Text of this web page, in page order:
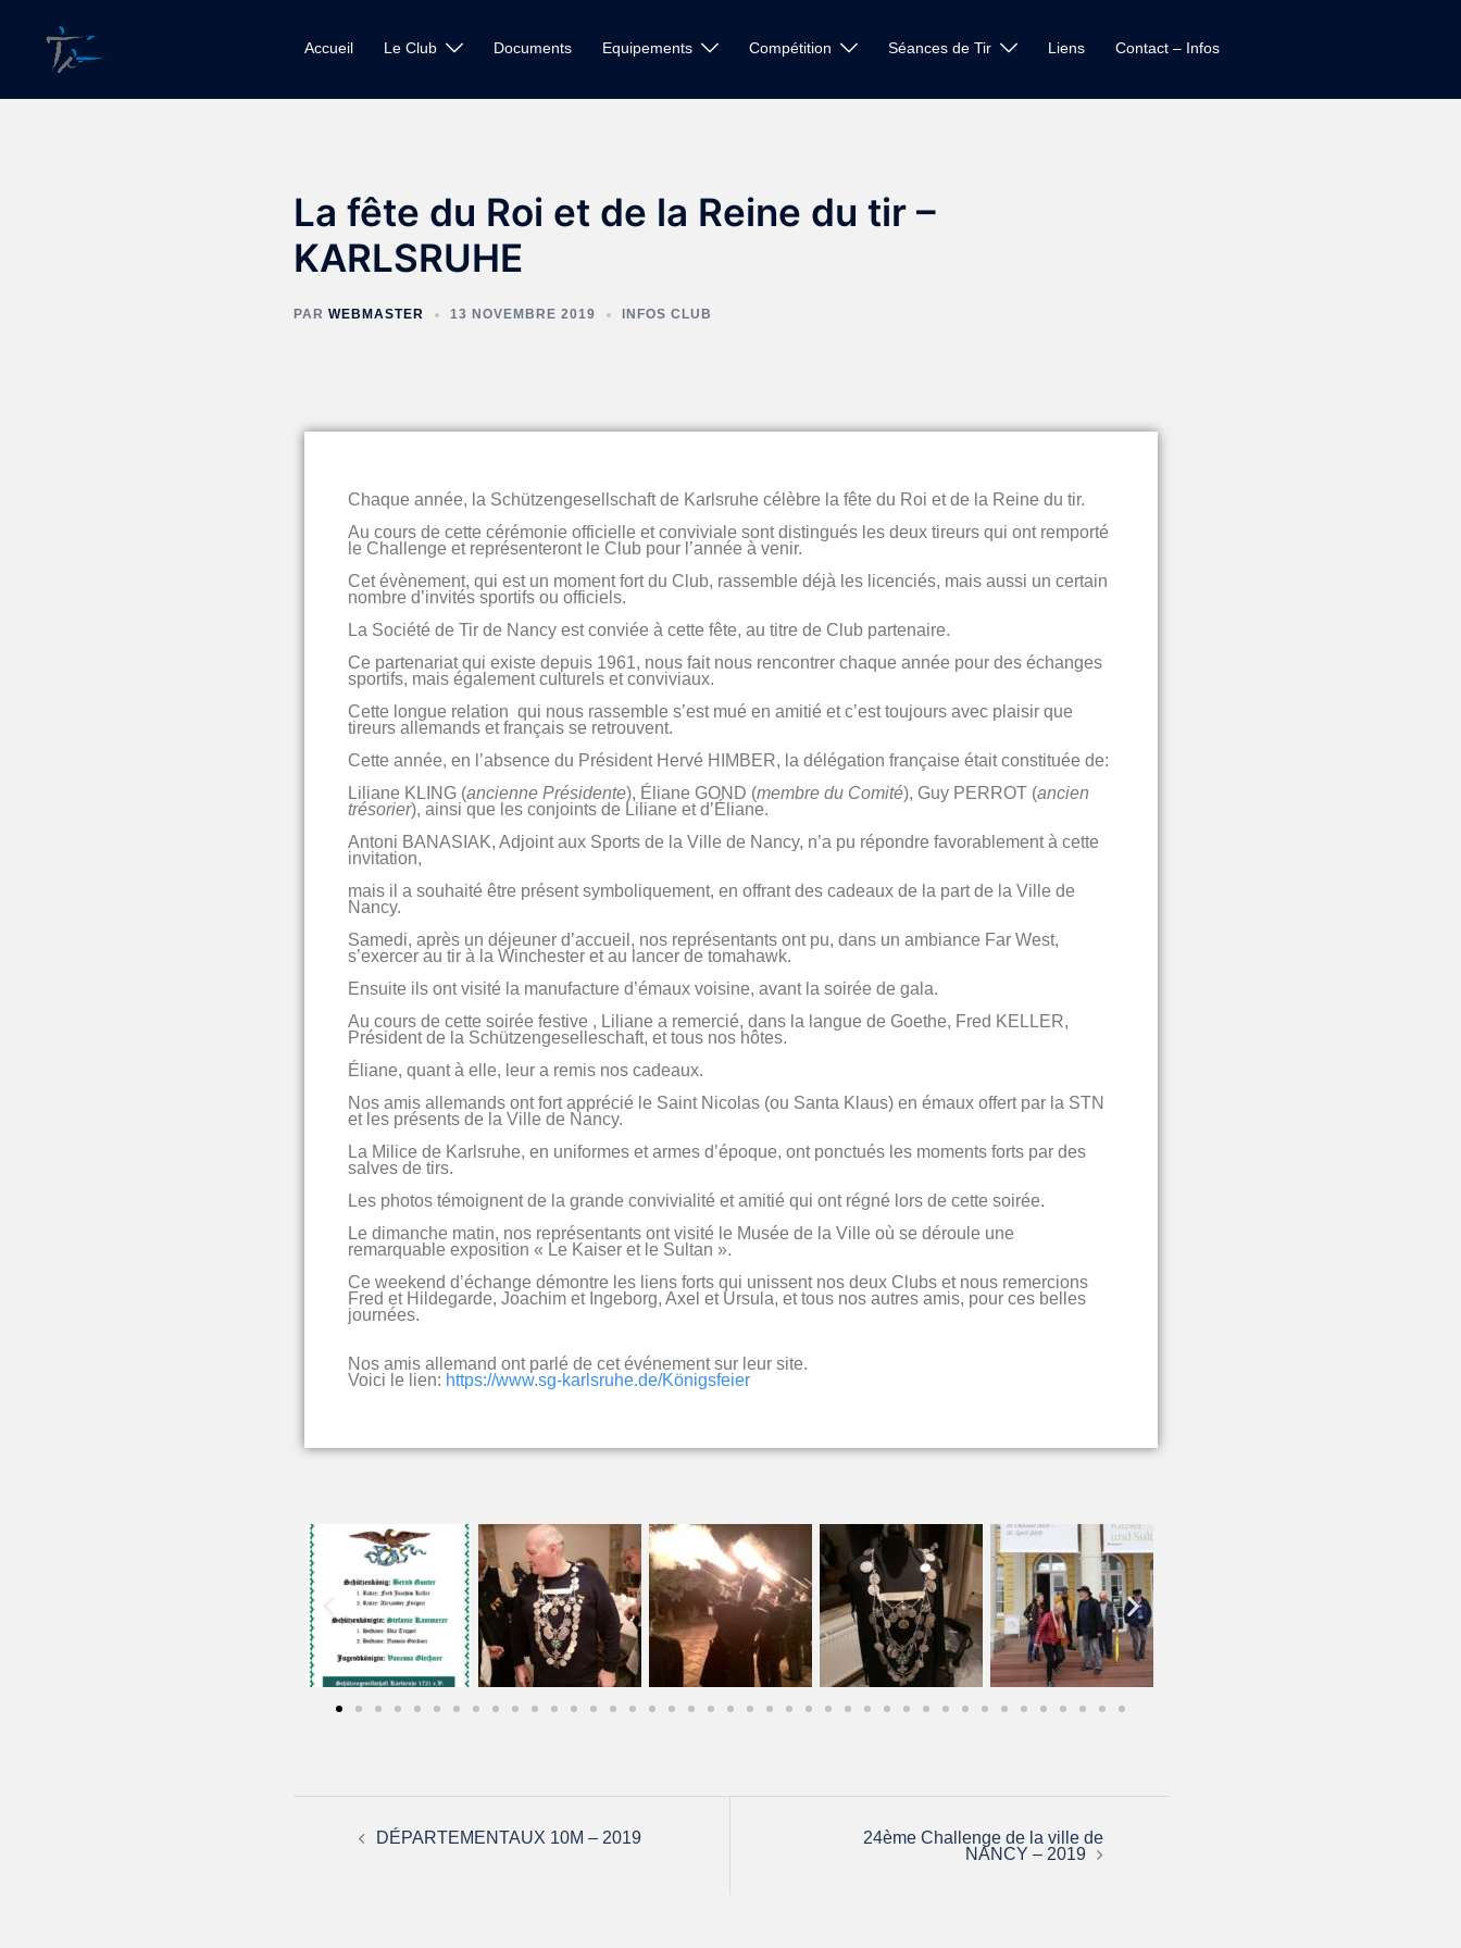
Accueil Le Club Documents Equipements Compétition Séances de Tir Liens Contact – Infos
La fête du Roi et de la Reine du tir –
KARLSRUHE
PAR WEBMASTER 13 NOVEMBRE 2019 INFOS CLUB
Chaque année, la Schützengesellschaft de Karlsruhe célèbre la fête du Roi et de la Reine du tir.
Au cours de cette cérémonie officielle et conviviale sont distingués les deux tireurs qui ont remporté
le Challenge et représenteront le Club pour l’année à venir.
Cet évènement, qui est un moment fort du Club, rassemble déjà les licenciés, mais aussi un certain
nombre d’invités sportifs ou officiels.
La Société de Tir de Nancy est conviée à cette fête, au titre de Club partenaire.
Ce partenariat qui existe depuis 1961, nous fait nous rencontrer chaque année pour des échanges
sportifs, mais également culturels et conviviaux.
Cette longue relation qui nous rassemble s’est mué en amitié et c’est toujours avec plaisir que
tireurs allemands et français se retrouvent.
Cette année, en l’absence du Président Hervé HIMBER, la délégation française était constituée de:
Liliane KLING (ancienne Présidente), Éliane GOND (membre du Comité), Guy PERROT (ancien
trésorier), ainsi que les conjoints de Liliane et d’Éliane.
Antoni BANASIAK, Adjoint aux Sports de la Ville de Nancy, n’a pu répondre favorablement à cette
invitation,
mais il a souhaité être présent symboliquement, en offrant des cadeaux de la part de la Ville de
Nancy.
Samedi, après un déjeuner d’accueil, nos représentants ont pu, dans un ambiance Far West,
s’exercer au tir à la Winchester et au lancer de tomahawk.
Ensuite ils ont visité la manufacture d’émaux voisine, avant la soirée de gala.
Au cours de cette soirée festive , Liliane a remercié, dans la langue de Goethe, Fred KELLER,
Président de la Schützengeselleschaft, et tous nos hôtes.
Éliane, quant à elle, leur a remis nos cadeaux.
Nos amis allemands ont fort apprécié le Saint Nicolas (ou Santa Klaus) en émaux offert par la STN
et les présents de la Ville de Nancy.
La Milice de Karlsruhe, en uniformes et armes d’époque, ont ponctués les moments forts par des
salves de tirs.
Les photos témoignent de la grande convivialité et amitié qui ont régné lors de cette soirée.
Le dimanche matin, nos représentants ont visité le Musée de la Ville où se déroule une
remarquable exposition « Le Kaiser et le Sultan ».
Ce weekend d’échange démontre les liens forts qui unissent nos deux Clubs et nous remercions
Fred et Hildegarde, Joachim et Ingeborg, Axel et Ursula, et tous nos autres amis, pour ces belles
journées.
Nos amis allemand ont parlé de cet événement sur leur site.
Voici le lien: https://www.sg-karlsruhe.de/Königsfeier
DÉPARTEMENTAUX 10M – 2019
24ème Challenge de la ville de
NANCY – 2019